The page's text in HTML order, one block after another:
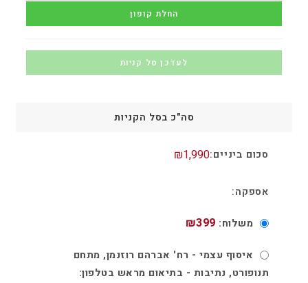
החלת קופון
לעדכן סל קניות
סה"כ בסל הקניות
₪1,990
משלוח: ₪399
איסוף עצמי​ - רח' אברהם רוזנמן, מתחם
תנופורט, נתיבות - בתיאום מראש בטלפון: